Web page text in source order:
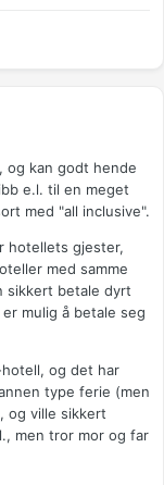
og kan godt hende
e.l. til en meget
med "all inclusive".
hotellets gjester,
med samme
sikkert betale dyrt
mulig å betale seg
og det har
type ferie (men
og ville sikkert
men tror mor og far